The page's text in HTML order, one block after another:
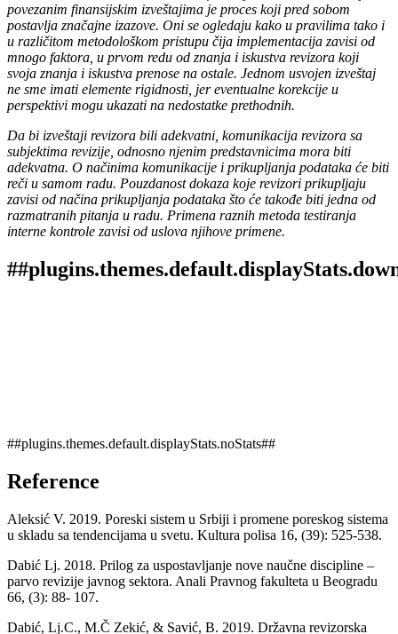
povezanim finansijskim izveštajima je proces koji pred sobom
postavlja značajne izazove. Oni se ogledaju kako u pravilima tako i
u različitom metodološkom pristupu čija implementacija zavisi od
mnogo faktora, u prvom redu od znanja i iskustva revizora koji
svoja znanja i iskustva prenose na ostale. Jednom usvojen izveštaj
ne sme imati elemente rigidnosti, jer eventualne korekcije u
perspektivi mogu ukazati na nedostatke prethodnih.
Da bi izveštaji revizora bili adekvatni, komunikacija revizora sa
subjektima revizije, odnosno njenim predstavnicima mora biti
adekvatna. O načinima komunikacije i prikupljanja podataka će biti
reči u samom radu. Pouzdanost dokaza koje revizori prikupljaju
zavisi od načina prikupljanja podataka što će takođe biti jedna od
razmatranih pitanja u radu. Primena raznih metoda testiranja
interne kontrole zavisi od uslova njihove primene.
##plugins.themes.default.displayStats.noStats##
Reference
Aleksić V. 2019. Poreski sistem u Srbiji i promene poreskog sistema
u skladu sa tendencijama u svetu. Kultura polisa 16, (39): 525-538.
Dabić Lj. 2018. Prilog za uspostavljanje nove naučne discipline –
parvo revizije javnog sektora. Anali Pravnog fakulteta u Beogradu
66, (3): 88- 107.
Dabić, Lj.C., M.Č Zekić, & Savić, B. 2019. Državna revizorska